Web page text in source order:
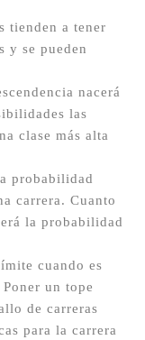
tienden a tener
y se pueden
nacerá
las
clase más alta
probabilidad
carrera. Cuanto
la probabilidad
cuando es
Poner un tope
de carreras
para la carrera